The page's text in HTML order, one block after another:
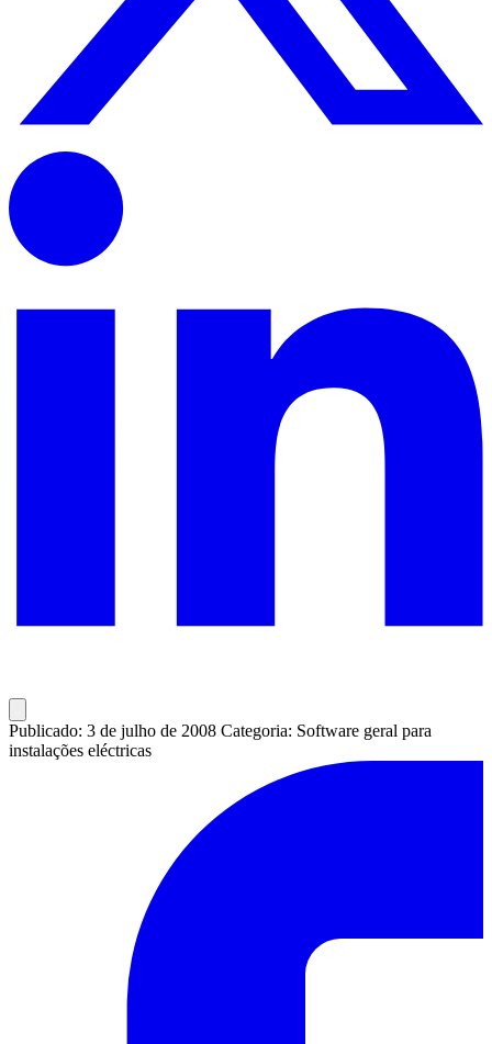
Publicado: 3 de julho de 2008 Categoria: Software geral para
instalações eléctricas